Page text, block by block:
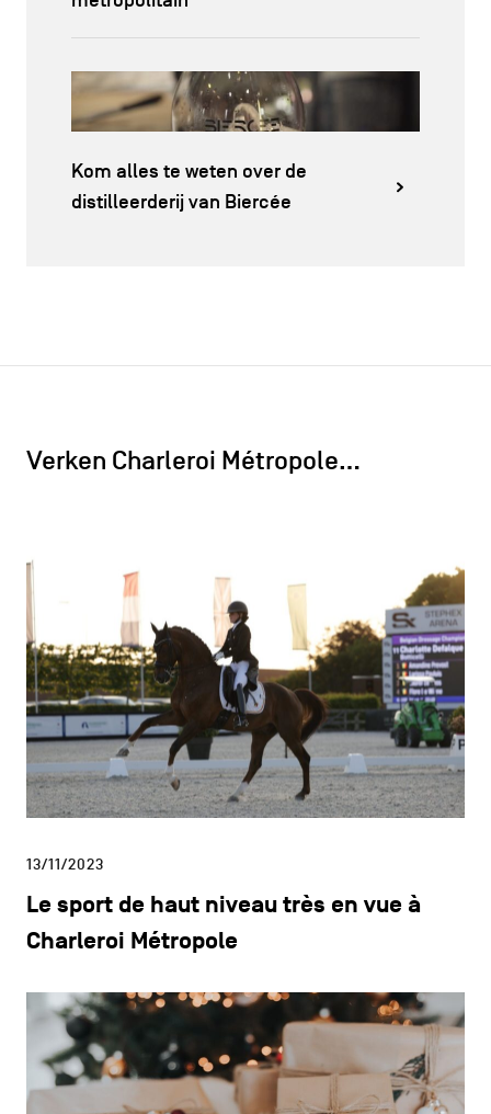
Kom alles te weten over de
distilleerderij van Biercée
Verken Charleroi Métropole…
13/11/2023
Le sport de haut niveau très en vue à
Charleroi Métropole